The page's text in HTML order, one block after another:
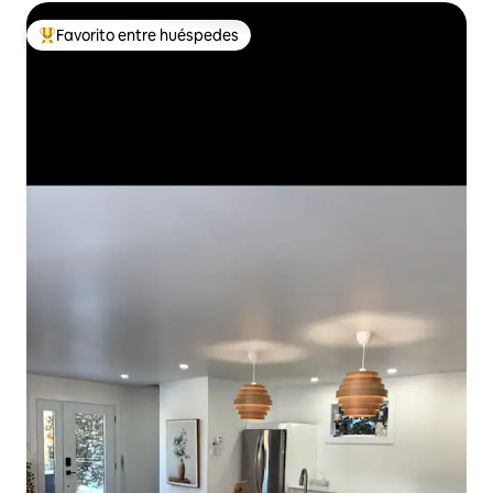
Favorito entre huéspedes preferido
Favorito entre huéspedes